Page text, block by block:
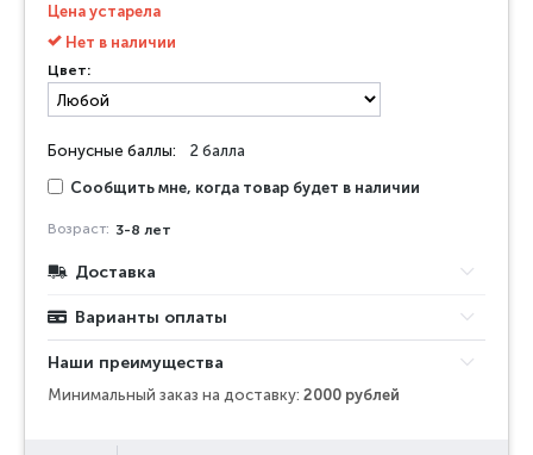
Цена устарела
Нет в наличии
Цвет:
Бонусные баллы: 2 балла
Сообщить мне, когда товар будет в наличии
Возраст: 3-8 лет
Доставка
Варианты оплаты
Наши преимущества
Минимальный заказ на доставку: 2000 рублей